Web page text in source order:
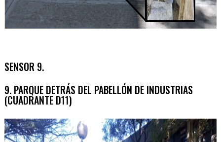
SENSOR 9.
9. PARQUE DETRÁS DEL PABELLÓN DE INDUSTRIAS
(CUADRANTE D11)